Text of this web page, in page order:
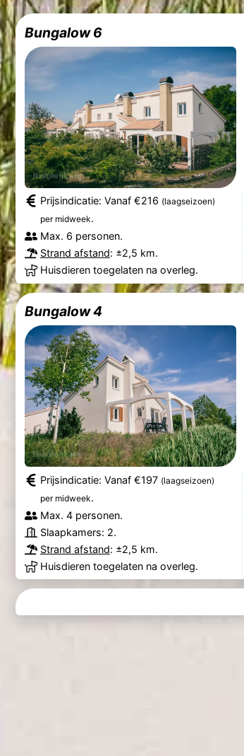
Bungalow 6
Prijsindicatie: Vanaf €216 (laagseizoen)
per midweek.
Max. 6 personen.
Strand afstand: ±2,5 km.
Huisdieren toegelaten na overleg.
Bungalow 4
Prijsindicatie: Vanaf €197 (laagseizoen)
per midweek.
Max. 4 personen.
Slaapkamers: 2.
Strand afstand: ±2,5 km.
Huisdieren toegelaten na overleg.